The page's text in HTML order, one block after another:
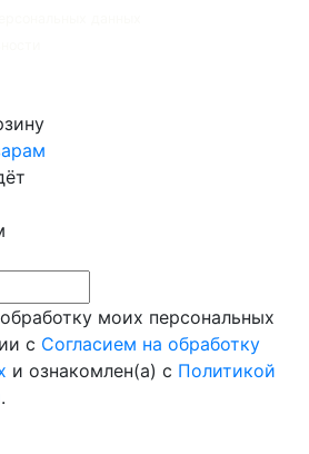
моих персональных
с Согласием на обработку
и ознакомлен(а) с Политикой
.